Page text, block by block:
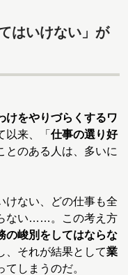
はいけない」が
けをやりづらくするワ
以来、「 仕事の選り好
とのある人は、多いに
ない、どの仕事も全
ない……。この考え方
の峻別をしてはならな
、それが結果として業
てしまうのだ。